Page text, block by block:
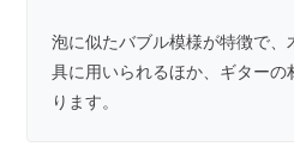
泡に似たバブル模様が特徴で、
具に用いられるほか、ギターの
ります。